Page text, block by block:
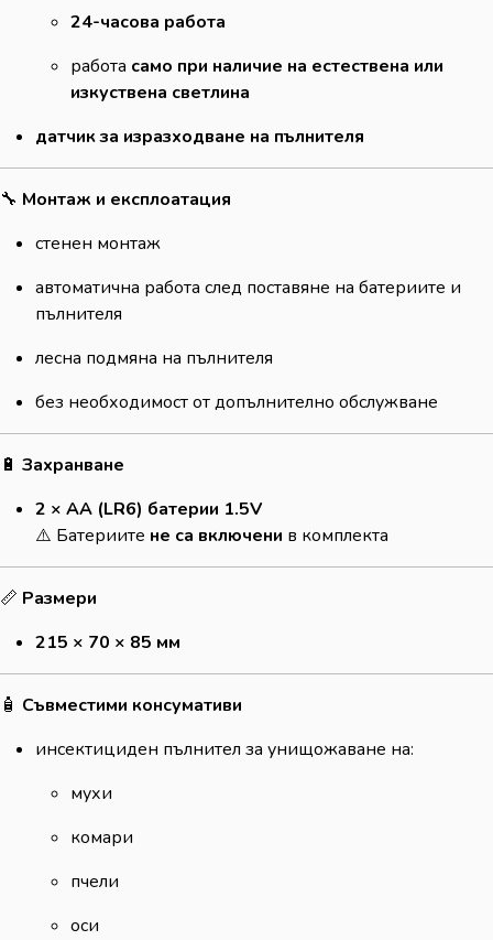
24-часова работа
работа само при наличие на естествена или
изкуствена светлина
датчик за изразходване на пълнителя
🔧 Монтаж и експлоатация
стенен монтаж
автоматична работа след поставяне на батериите и
пълнителя
лесна подмяна на пълнителя
без необходимост от допълнително обслужване
🔋 Захранване
2 × AA (LR6) батерии 1.5V
⚠️ Батериите не са включени в комплекта
📏 Размери
215 × 70 × 85 мм
🧴 Съвместими консумативи
инсектициден пълнител за унищожаване на:
мухи
комари
пчели
оси